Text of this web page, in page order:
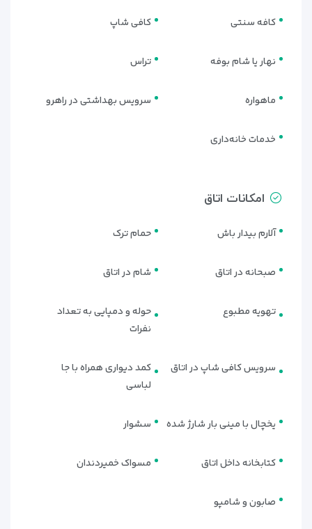
جونیور سوئیت بهترین گزینه است.
این سوئیت‌ها دارای نشیمن مجزا، بالکن بزرگ و دکوراسیونی لوکس
مناسب برای:
زوج‌ها
خانواده‌های کوچک
SUITE) | بهترین گزینه برای خانواده‌ها
سوئیت‌های خانوادگی طوری طراحی شده‌اند که خانواده‌ها بدون
این سوئیت‌ها شامل:
سالن نشیمن
مبلمان راحت
فضای گسترده و امکانات اختصاصی باعث می‌شود سفر خانوادگی
کافه سنتی کافی شاپ
نهار یا شام بوفه تراس
ماهواره سرویس بهداشتی در راهرو
خدمات خانه‌داری
امکانات اتاق
آلارم بیدار باش حمام ترک
صبحانه در اتاق شام در اتاق
تهویه مطبوع
حوله و دمپایی به تعداد
نفرات
سرویس کافی شاپ در اتاق
کمد دیواری همراه با جا
لباسی
یخچال با مینی بار شارژ شده سشوار
کتابخانه داخل اتاق مسواک خمیردندان
صابون و شامپو